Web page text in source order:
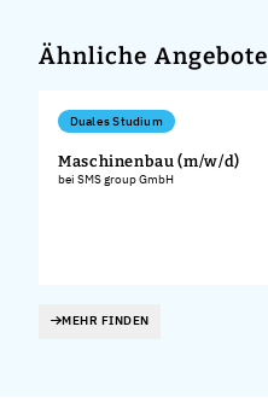
Ähnliche Angebote
Duales Studium
Maschinenbau (m/w/d)
bei SMS group GmbH
MEHR FINDEN